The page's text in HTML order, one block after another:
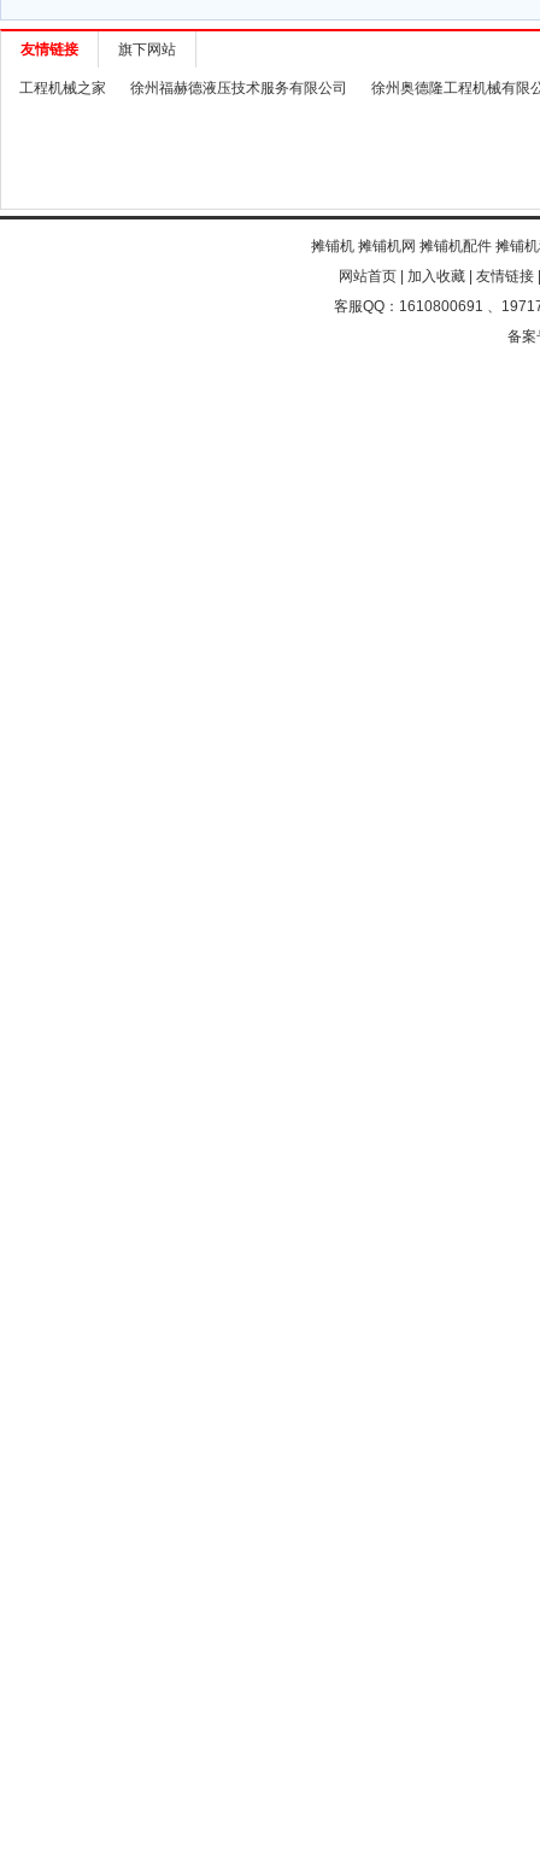
友情链接 旗下网站
工程机械之家 徐州福赫德液压技术服务有限公司 徐州奥德隆工程机械有限
摊铺机 摊铺机网 摊铺机配件 摊铺
网站首页
加入收藏 友情链接
客服QQ：1610800691 、
备案